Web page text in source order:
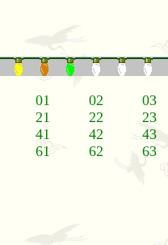
01 02 03
21
22 23
41
42 43
61
62 63